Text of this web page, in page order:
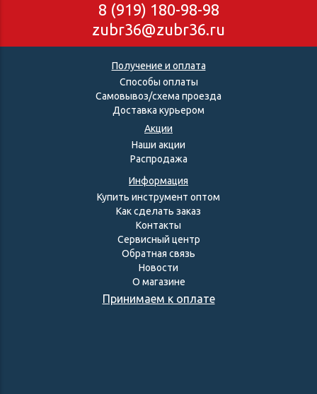
8 (919) 180-98-98
zubr36@zubr36.ru
Получение и оплата
Способы оплаты
Самовывоз/схема проезда
Доставка курьером
Акции
Наши акции
Распродажа
Информация
Купить инструмент оптом
Как сделать заказ
Контакты
Сервисный центр
Обратная связь
Новости
О магазине
Принимаем к оплате